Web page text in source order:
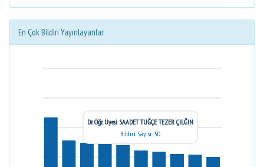
En Çok Bildiri Yayınlayanlar
Dr. Öğr. Üyesi SAADET TUĞÇE TEZER ÇILĞIN
Bildiri Sayısı: 50